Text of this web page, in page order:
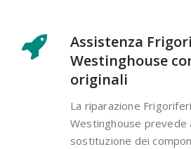
Assistenza
Westinghouse
originali
La riparazione
Westinghouse prevede
sostituzione dei